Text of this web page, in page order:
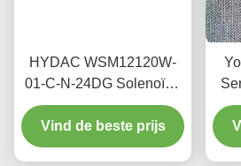
HYDAC WSM12120W-
01-C-N-24DG Solenoïde
richtingsklep met 350 bar
werkdruk 24 V
gelijkstroomtoevoer en 20
Vind de beste prijs
en